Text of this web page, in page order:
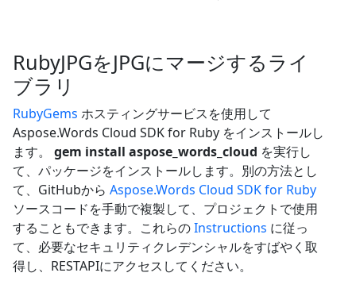
RubyJPGをJPGにマージするライ
ブラリ
RubyGems ホスティングサービスを使用して
Aspose.Words Cloud SDK for Ruby をインストールし
ます。 gem install aspose_words_cloud を実行し
て、パッケージをインストールします。別の方法とし
て、GitHubから Aspose.Words Cloud SDK for Ruby
ソースコードを手動で複製して、プロジェクトで使用
することもできます。これらのInstructions に従っ
て、必要なセキュリティクレデンシャルをすばやく取
得し、RESTAPIにアクセスしてください。